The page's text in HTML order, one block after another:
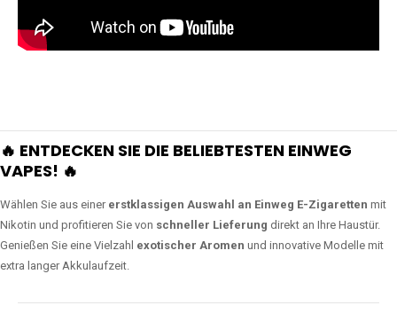
🔥 ENTDECKEN SIE DIE BELIEBTESTEN EINWEG
VAPES! 🔥
Wählen Sie aus einer erstklassigen Auswahl an Einweg E-Zigaretten mit
Nikotin und profitieren Sie von schneller Lieferung direkt an Ihre Haustür.
Genießen Sie eine Vielzahl exotischer Aromen und innovative Modelle mit
extra langer Akkulaufzeit.